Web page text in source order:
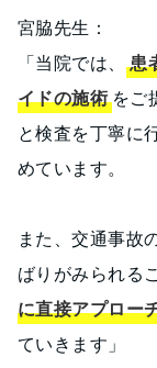
宮脇先生：
「当院では、
患
イドの施術をご
と検査を丁寧に
めています。
また、交通事故
ばりがみられる
に直接アプロー
ていきます」